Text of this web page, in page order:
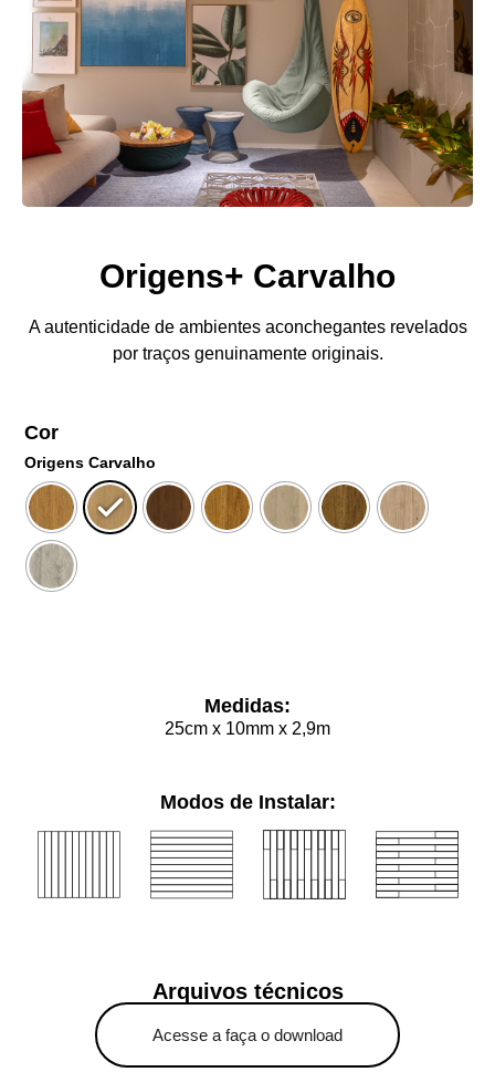
Origens+ Carvalho
A autenticidade de ambientes aconchegantes revelados
por traços genuinamente originais.
Cor
Origens Carvalho
Medidas:
25cm x 10mm x 2,9m
Modos de Instalar:
Arquivos técnicos
Acesse a faça o download